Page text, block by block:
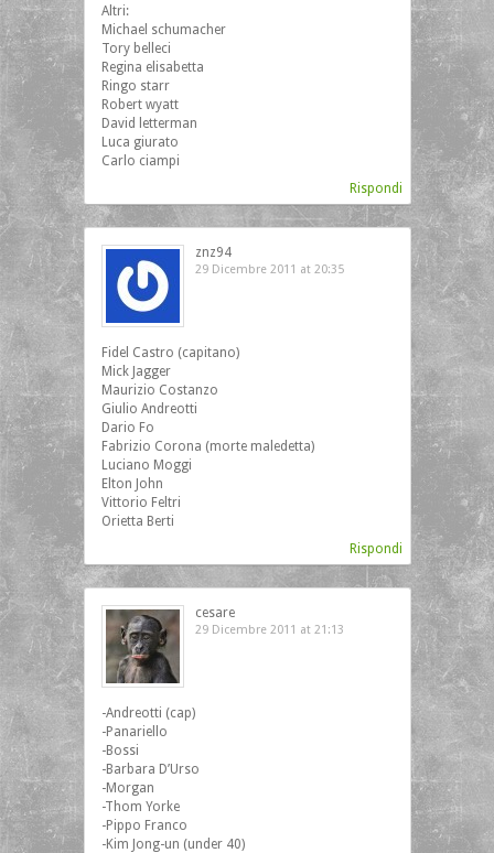
Altri:
Michael schumacher
Tory belleci
Regina elisabetta
Ringo starr
Robert wyatt
David letterman
Luca giurato
Carlo ciampi
Rispondi
znz94
29 Dicembre 2011 at 20:35
Fidel Castro (capitano)
Mick Jagger
Maurizio Costanzo
Giulio Andreotti
Dario Fo
Fabrizio Corona (morte maledetta)
Luciano Moggi
Elton John
Vittorio Feltri
Orietta Berti
Rispondi
cesare
29 Dicembre 2011 at 21:13
‎-Andreotti (cap)
-Panariello
-Bossi
-Barbara D’Urso
-Morgan
-Thom Yorke
-Pippo Franco
-Kim Jong-un (under 40)